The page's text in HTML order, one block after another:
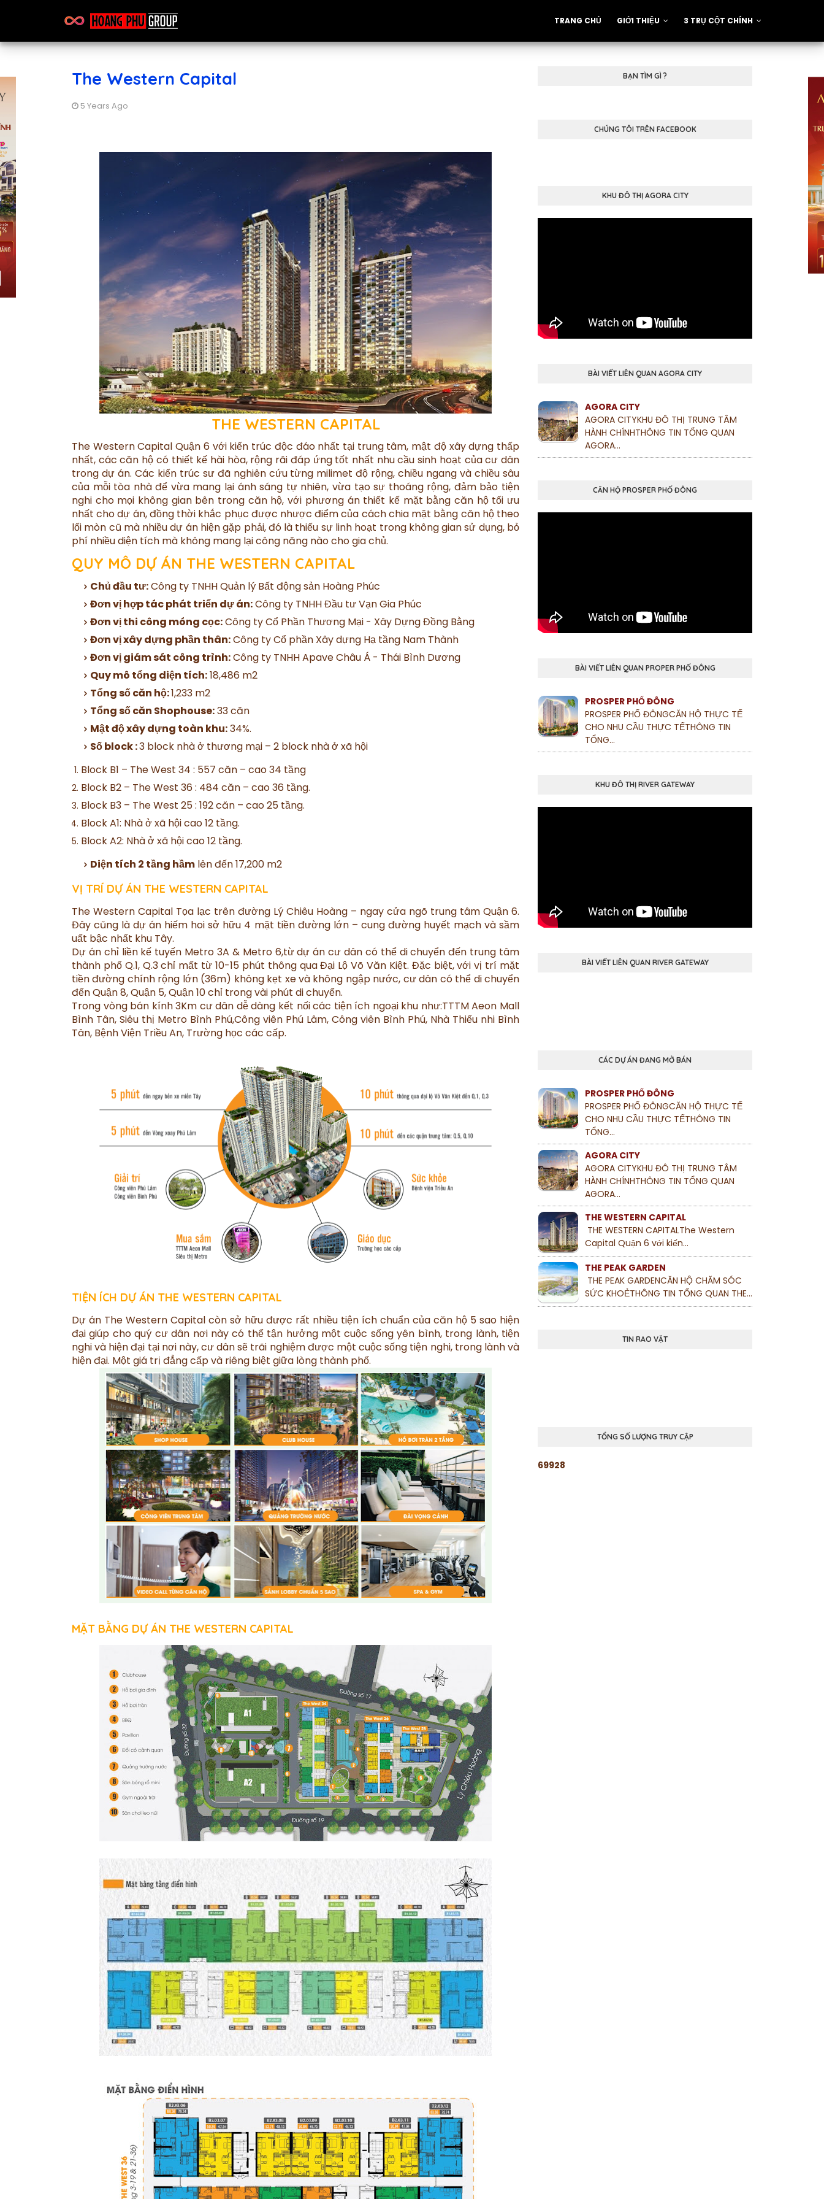
TRANG CHỦ GIỚI THIỆU 3 TRỤ CỘT CHÍNH
The Western Capital
5 Years Ago
THE WESTERN CAPITAL
The Western Capital Quận 6 với kiến trúc độc đáo nhất tại trung tâm, mật độ xây dựng thấp
nhất, các căn hộ có thiết kế hài hòa, rộng rãi đáp ứng tốt nhất nhu cầu sinh hoạt của cư dân
trong dự án. Các kiến trúc sư đã nghiên cứu từng milimet độ rộng, chiều ngang và chiều sâu
của mỗi tòa nhà để vừa mang lại ánh sáng tự nhiên, vừa tạo sự thoáng rộng, đảm bảo tiện
nghi cho mọi không gian bên trong căn hộ, với phương án thiết kế mặt bằng căn hộ tối ưu
nhất cho dự án, đồng thời khắc phục được nhược điểm của cách chia mặt bằng căn hộ theo
lối mòn cũ mà nhiều dự án hiện gặp phải, đó là thiếu sự linh hoạt trong không gian sử dụng, bỏ
phí nhiều diện tích mà không mang lại công năng nào cho gia chủ.
QUY MÔ DỰ ÁN THE WESTERN CAPITAL
Chủ đầu tư:Công ty TNHH Quản lý Bất động sản Hoàng Phúc
Đơn vị hợp tác phát triển dự án:Công ty TNHH Đầu tư Vạn Gia Phúc
Đơn vị thi công móng cọc:Công ty Cổ Phần Thương Mại - Xây Dựng Đồng Bằng
Đơn vị xây dựng phần thân:Công ty Cổ phần Xây dựng Hạ tầng Nam Thành
Đơn vị giám sát công trình:Công ty TNHH Apave Châu Á - Thái Bình Dương
Quy mô tổng diện tích:18,486 m2
Tổng số căn hộ:1,233 m2
Tổng số căn Shophouse:33 căn
Mật độ xây dựng toàn khu:34%.
Số block :3 block nhà ở thương mại – 2 block nhà ở xã hội
Block B1 – The West 34 : 557 căn – cao 34 tầng
Block B2 – The West 36 : 484 căn – cao 36 tầng.
Block B3 – The West 25 : 192 căn – cao 25 tầng.
Block A1: Nhà ở xã hội cao 12 tầng.
Block A2: Nhà ở xã hội cao 12 tầng.
Diện tích 2 tầng hầm lên đến 17,200 m2
VỊ TRÍ DỰ ÁN THE WESTERN CAPITAL
The Western Capital Tọa lạc trên đường Lý Chiêu Hoàng – ngay cửa ngõ trung tâm Quận 6.
Đây cũng là dự án hiếm hoi sở hữu 4 mặt tiền đường lớn – cung đường huyết mạch và sầm
uất bậc nhất khu Tây.
Dự án chỉ liền kế tuyến Metro 3A & Metro 6,từ dự án cư dân có thể di chuyển đến trung tâm
thành phố Q.1, Q.3 chỉ mất từ 10-15 phút thông qua Đại Lộ Võ Văn Kiệt. Đặc biệt, với vị trí mặt
tiền đường chính rộng lớn (36m) không kẹt xe và không ngập nước, cư dân có thể di chuyển
đến Quận 8, Quận 5, Quận 10 chỉ trong vài phút di chuyển.
Trong vòng bán kính 3Km cư dân dễ dàng kết nối các tiện ích ngoại khu như:TTTM Aeon Mall
Bình Tân, Siêu thị Metro Bình Phú,Công viên Phú Lâm, Công viên Bình Phú, Nhà Thiếu nhi Bình
Tân, Bệnh Viện Triều An, Trường học các cấp.
TIỆN ÍCH DỰ ÁN THE WESTERN CAPITAL
Dự án The Western Capital còn sở hữu được rất nhiều tiện ích chuẩn của căn hộ 5 sao hiện
đại giúp cho quý cư dân nơi này có thể tận hưởng một cuộc sống yên bình, trong lành, tiện
nghi và hiện đại tại nơi này, cư dân sẽ trãi nghiệm được một cuộc sống tiện nghi, trong lành và
hiện đại. Một giá trị đẳng cấp và riêng biệt giữa lòng thành phố.
MẶT BẰNG DỰ ÁN THE WESTERN CAPITAL
BẠN TÌM GÌ ?
CHÚNG TÔI TRÊN FACEBOOK
KHU ĐÔ THỊ AGORA CITY
BÀI VIẾT LIÊN QUAN AGORA CITY
AGORA CITY
AGORA CITYKHU ĐÔ THỊ TRUNG TÂM
HÀNH CHÍNHTHÔNG TIN TỔNG QUAN
AGORA...
CĂN HỘ PROSPER PHỐ ĐÔNG
BÀI VIẾT LIÊN QUAN PROPER PHỐ ĐÔNG
PROSPER PHỐ ĐÔNG
PROSPER PHỐ ĐÔNGCĂN HỘ THỰC TẾ
CHO NHU CẦU THỰC TẾTHÔNG TIN
TỔNG...
KHU ĐÔ THỊ RIVER GATEWAY
BÀI VIẾT LIÊN QUAN RIVER GATEWAY
CÁC DỰ ÁN ĐANG MỞ BÁN
PROSPER PHỐ ĐÔNG
PROSPER PHỐ ĐÔNGCĂN HỘ THỰC TẾ
CHO NHU CẦU THỰC TẾTHÔNG TIN
TỔNG...
AGORA CITY
AGORA CITYKHU ĐÔ THỊ TRUNG TÂM
HÀNH CHÍNHTHÔNG TIN TỔNG QUAN
AGORA...
THE WESTERN CAPITAL
THE WESTERN CAPITALThe Western
Capital Quận 6 với kiến...
THE PEAK GARDEN
THE PEAK GARDENCĂN HỘ CHĂM SÓC
SỨC KHOẺTHÔNG TIN TỔNG QUAN THE...
TIN RAO VẶT
TỔNG SỐ LƯỢNG TRUY CẬP
69928